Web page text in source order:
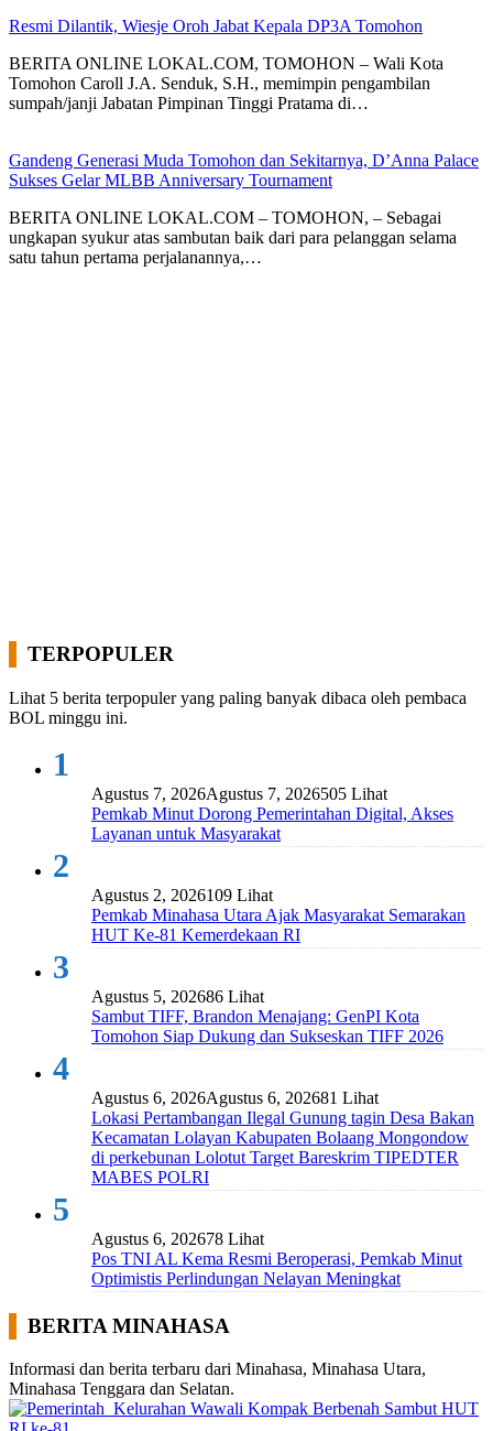
Resmi Dilantik, Wiesje Oroh Jabat Kepala DP3A Tomohon
BERITA ONLINE LOKAL.COM, TOMOHON – Wali Kota
Tomohon Caroll J.A. Senduk, S.H., memimpin pengambilan
sumpah/janji Jabatan Pimpinan Tinggi Pratama di…
Gandeng Generasi Muda Tomohon dan Sekitarnya, D’Anna Palace
Sukses Gelar MLBB Anniversary Tournament
BERITA ONLINE LOKAL.COM – TOMOHON, – Sebagai
ungkapan syukur atas sambutan baik dari para pelanggan selama
satu tahun pertama perjalanannya,…
TERPOPULER
Lihat 5 berita terpopuler yang paling banyak dibaca oleh pembaca
BOL minggu ini.
1
Agustus 7, 2026Agustus 7, 2026505 Lihat
Pemkab Minut Dorong Pemerintahan Digital, Akses
Layanan untuk Masyarakat
2
Agustus 2, 2026109 Lihat
Pemkab Minahasa Utara Ajak Masyarakat Semarakan
HUT Ke-81 Kemerdekaan RI
3
Agustus 5, 202686 Lihat
Sambut TIFF, Brandon Menajang: ​GenPI Kota
Tomohon Siap Dukung dan Sukseskan TIFF 2026
4
Agustus 6, 2026Agustus 6, 202681 Lihat
Lokasi Pertambangan Ilegal Gunung tagin Desa Bakan
Kecamatan Lolayan Kabupaten Bolaang Mongondow
di perkebunan Lolotut Target Bareskrim TIPEDTER
MABES POLRI
5
Agustus 6, 202678 Lihat
Pos TNI AL Kema Resmi Beroperasi, Pemkab Minut
Optimistis Perlindungan Nelayan Meningkat
BERITA MINAHASA
Informasi dan berita terbaru dari Minahasa, Minahasa Utara,
Minahasa Tenggara dan Selatan.